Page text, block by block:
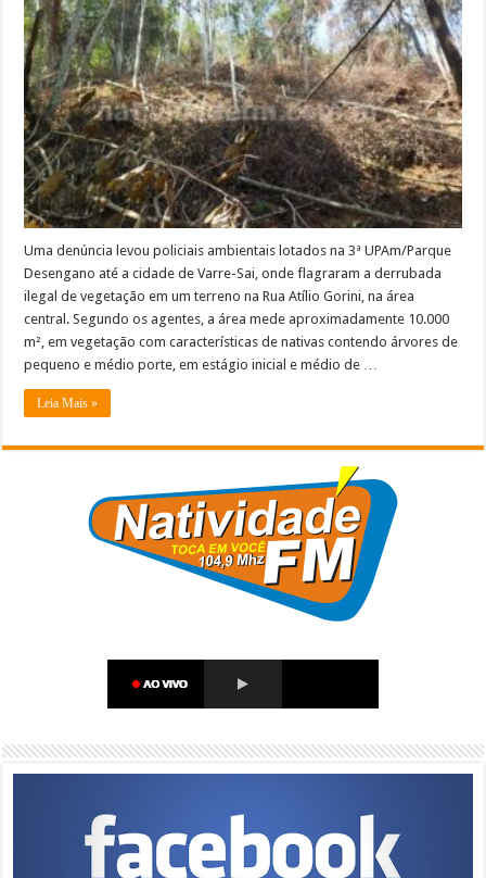
Ambiental
descobre
derrubada
ilegal
de
árvores
na
área
central
de
Varre-
Sai
Uma denúncia levou policiais ambientais lotados na 3ª UPAm/Parque
Desengano até a cidade de Varre-Sai, onde flagraram a derrubada
ilegal de vegetação em um terreno na Rua Atílio Gorini, na área
central. Segundo os agentes, a área mede aproximadamente 10.000
m², em vegetação com características de nativas contendo árvores de
pequeno e médio porte, em estágio inicial e médio de …
Leia Mais »